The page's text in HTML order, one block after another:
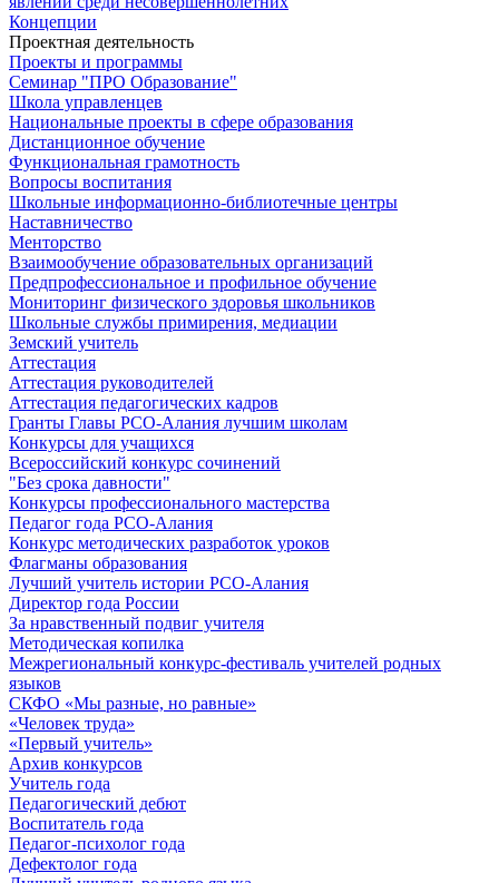
Концепции
Проектная деятельность
Проекты и программы
Семинар "ПРО Образование"
Школа управленцев
Национальные проекты в сфере образования
Дистанционное обучение
Функциональная грамотность
Вопросы воспитания
Школьные информационно-библиотечные центры
Наставничество
Менторство
Взаимообучение образовательных организаций
Предпрофессиональное и профильное обучение
Мониторинг физического здоровья школьников
Школьные службы примирения, медиации
Земский учитель
Аттестация
Аттестация руководителей
Аттестация педагогических кадров
Гранты Главы РСО-Алания лучшим школам
Конкурсы для учащихся
Всероссийский конкурс сочинений
"Без срока давности"
Конкурсы профессионального мастерства
Педагог года РСО-Алания
Конкурс методических разработок уроков
Флагманы образования
Лучший учитель истории РСО-Алания
Директор года России
За нравственный подвиг учителя
Методическая копилка
Межрегиональный конкурс-фестиваль учителей родных
языков
СКФО «Мы разные, но равные»
«Человек труда»
«Первый учитель»
Архив конкурсов
Учитель года
Педагогический дебют
Воспитатель года
Педагог-психолог года
Дефектолог года